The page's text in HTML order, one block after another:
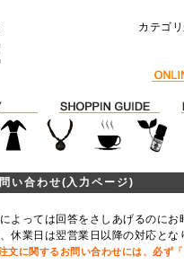
カテゴ
い合わせ(入力ページ)
よっては回答をさしあげるのに
休業日は翌営業日以降の対応と
文に関するお問い合わせには、必ず